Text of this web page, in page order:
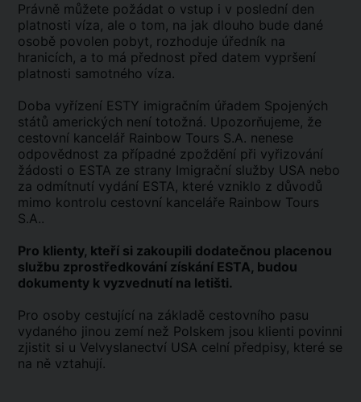
Právně můžete požádat o vstup i v poslední den
platnosti víza, ale o tom, na jak dlouho bude dané
osobě povolen pobyt, rozhoduje úředník na
hranicích, a to má přednost před datem vypršení
platnosti samotného víza.
Doba vyřízení ESTY imigračním úřadem Spojených
států amerických není totožná. Upozorňujeme, že
cestovní kancelář Rainbow Tours S.A. nenese
odpovědnost za případné zpoždění při vyřizování
žádosti o ESTA ze strany Imigrační služby USA nebo
za odmítnutí vydání ESTA, které vzniklo z důvodů
mimo kontrolu cestovní kanceláře Rainbow Tours
S.A..
Pro klienty, kteří si zakoupili dodatečnou placenou
službu zprostředkování získání ESTA, budou
dokumenty k vyzvednutí na letišti.
Pro osoby cestující na základě cestovního pasu
vydaného jinou zemí než Polskem jsou klienti povinni
zjistit si u Velvyslanectví USA celní předpisy, které se
na ně vztahují.